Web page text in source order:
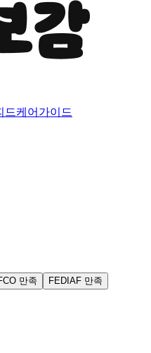
드케어가이드
만족
FEDIAF 만족